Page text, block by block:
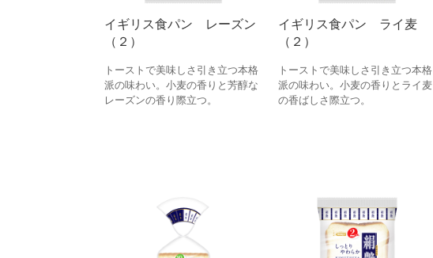
イギリス食パン レーズン
（２）
トーストで美味しさ引き立つ本格
派の味わい。小麦の香りと芳醇な
レーズンの香り際立つ。
イギリス食パン ライ麦
（２）
トーストで美味しさ引き立つ本格
派の味わい。小麦の香りとライ麦
の香ばしさ際立つ。